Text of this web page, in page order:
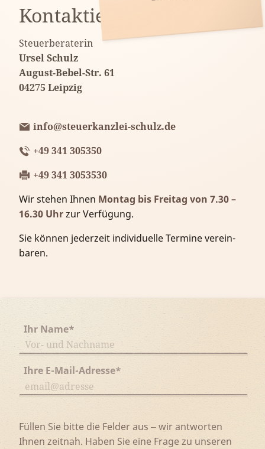
Kontaktieren Sie uns
Steuerberaterin
Ursel Schulz
August-Bebel-Str. 61
04275 Leipzig
info@steuerkanzlei-schulz.de
+49 341 305350
+49 341 3053530
Wir stehen Ihnen Montag bis Freitag von 7.30 –
16.30 Uhrzur Verfügung.
Sie kön­nen jeder­zeit in­di­vi­du­elle Termine ver­ein­
baren.
Ihr Name*
Ihre E-Mail-Adresse*
Füllen Sie bitte die Felder aus ‒ wir antworten
Ihnen zeitnah. Haben Sie eine Frage zu unseren